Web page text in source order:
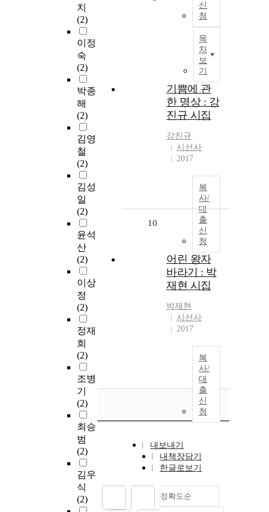
치
(2)
이정
숙
(2)
박종
해
(2)
김영
철
(2)
김성
일
(2)
윤석
산
(2)
이상
정
(2)
정재
희
(2)
조병
기
(2)
최승
범
(2)
김우
식
(2)
신
청
목
차
보
기
기쁨에 관
한 명상 : 강
진규 시집
강진규
시선사
2017
복
사/
대
출
신
청
10
어린 왕자
바라기 : 박
재현 시집
박재현
시선사
2017
복
사/
대
출
신
청
내보내기
내책장담기
한글로보기
정확도순